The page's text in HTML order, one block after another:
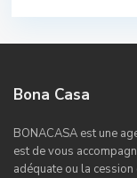
Bona Casa
BONACASA est une
est de vous
adéquate ou la